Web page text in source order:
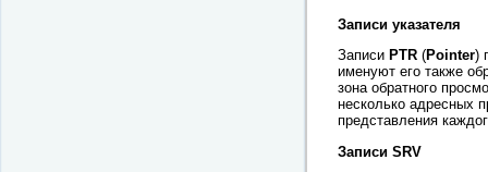
Записи указателя
Записи PTR (Pointer)
именуют его также
зона обратного
несколько адресных
представления
Записи SRV